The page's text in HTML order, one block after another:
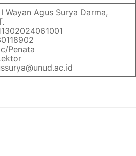
Wayan Agus Surya Darma,
Penata